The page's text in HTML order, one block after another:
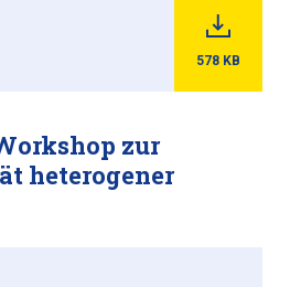
578 KB
zur
heterogener